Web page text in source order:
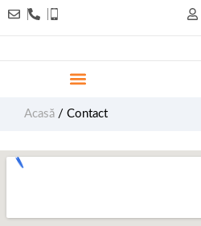
Acasă / Contact